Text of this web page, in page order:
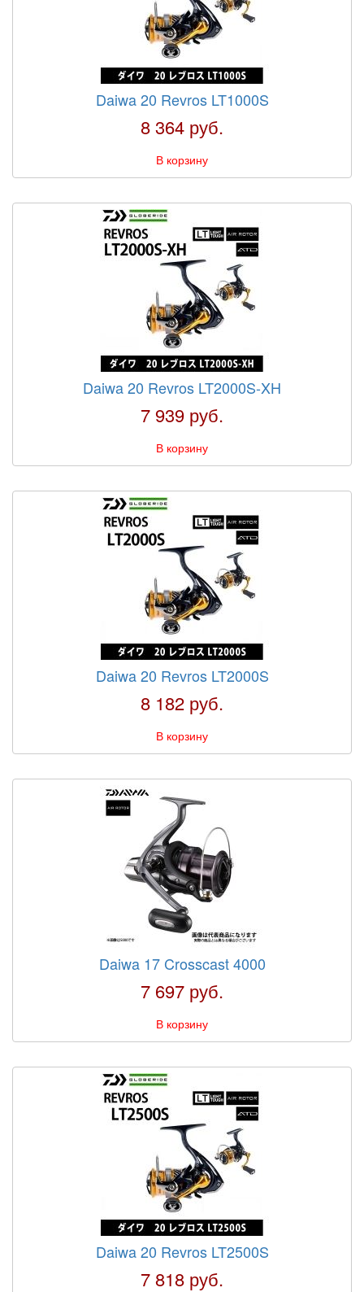
Daiwa 20 Revros LT1000S
8 364 руб.
В корзину
Daiwa 20 Revros LT2000S-XH
7 939 руб.
В корзину
Daiwa 20 Revros LT2000S
8 182 руб.
В корзину
Daiwa 17 Crosscast 4000
7 697 руб.
В корзину
Daiwa 20 Revros LT2500S
7 818 руб.